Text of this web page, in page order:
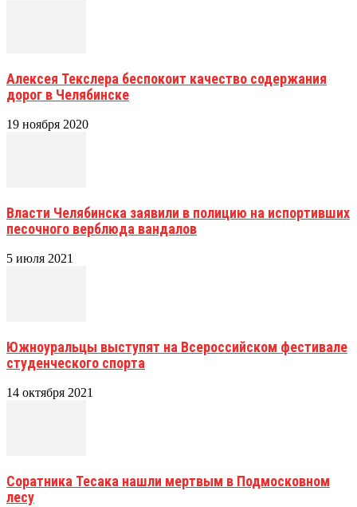
Алексея Текслера беспокоит качество содержания
дорог в Челябинске
19 ноября 2020
Власти Челябинска заявили в полицию на испортивших
песочного верблюда вандалов
5 июля 2021
Южноуральцы выступят на Всероссийском фестивале
студенческого спорта
14 октября 2021
Соратника Тесака нашли мертвым в Подмосковном
лесу